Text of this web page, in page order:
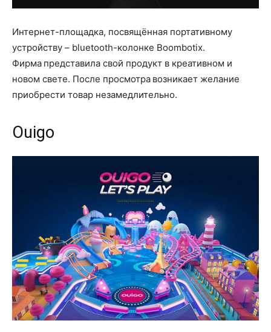
Интернет-площадка, посвящённая портативному
устройству – bluetooth-колонке Boombotix.
Фирма представила свой продукт в креативном и
новом свете. После просмотра возникает желание
приобрести товар незамедлительно.
Ouigo